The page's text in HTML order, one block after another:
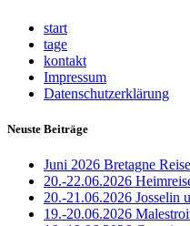
start
tage
kontakt
Impressum
Datenschutzerklärung
Neuste Beiträge
Juni 2026 Bretagne
20.-22.06.2026
20.-21.06.2026 Josselin
19.-20.06.2026